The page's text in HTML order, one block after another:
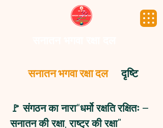
सनातन भगवा रक्षा दल दृष्टि
🚩 संगठन का नारा“धर्मो रक्षति रक्षितः –
सनातन की रक्षा, राष्ट्र की रक्षा”